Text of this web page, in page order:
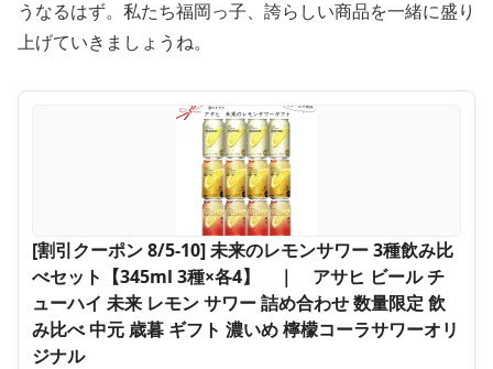
うなるはず。私たち福岡っ子、誇らしい商品を一緒に盛り
上げていきましょうね。
[割引クーポン 8/5-10] 未来のレモンサワー 3種飲み比
べセット【345ml 3種×各4】 ｜ アサヒ ビール チ
ューハイ 未来 レモン サワー 詰め合わせ 数量限定 飲
み比べ 中元 歳暮 ギフト 濃いめ 檸檬コーラサワーオリ
ジナル